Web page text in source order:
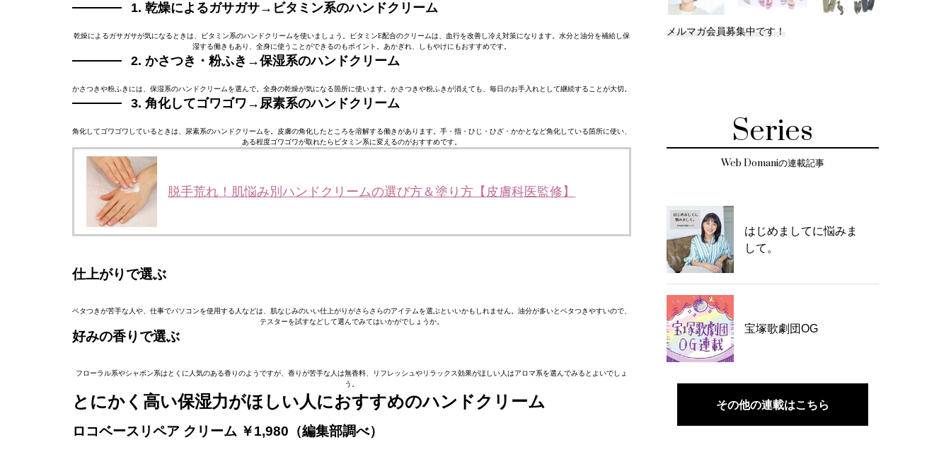
1. 乾燥によるガサガサ→ビタミン系のハンドクリーム
乾燥によるガサガサが気になるときは、ビタミン系のハンドクリームを使いましょう。ビタミンE配合のクリームは、血行を改善し冷え対策になります。水分と油分を補給し保
湿する働きもあり、全身に使うことができるのもポイント。あかぎれ、しもやけにもおすすめです。
2. かさつき・粉ふき→保湿系のハンドクリーム
かさつきや粉ふきには、保湿系のハンドクリームを選んで。全身の乾燥が気になる箇所に使います。かさつきや粉ふきが消えても、毎日のお手入れとして継続することが大切。
3. 角化してゴワゴワ→尿素系のハンドクリーム
角化してゴワゴワしているときは、尿素系のハンドクリームを。皮膚の角化したところを溶解する働きがあります。手・指・ひじ・ひざ・かかとなど角化している箇所に使い、
ある程度ゴワゴワが取れたらビタミン系に変えるのがおすすめです。
脱手荒れ！肌悩み別ハンドクリームの選び方＆塗り方【皮膚科医監修】
仕上がりで選ぶ
ベタつきが苦手な人や、仕事でパソコンを使用する人などは、肌なじみのいい仕上がりがさらさらのアイテムを選ぶといいかもしれません。油分が多いとベタつきやすいので、
テスターを試すなどして選んでみてはいかがでしょうか。
好みの香りで選ぶ
フローラル系やシャボン系はとくに人気のある香りのようですが、香りが苦手な人は無香料、リフレッシュやリラックス効果がほしい人はアロマ系を選んでみるとよいでしょ
う。
とにかく高い保湿力がほしい人におすすめのハンドクリーム
ロコベースリペア クリーム ￥1,980（編集部調べ）
メルマガ会員募集中です！
Series
Web Domaniの連載記事
はじめましてに悩みま
して。
宝塚歌劇団OG
その他の連載はこちら